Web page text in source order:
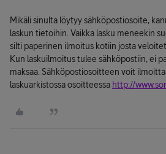
Mikäli sinulta löytyy sähköpostiosoite,
laskun tietoihin. Vaikka lasku meneekin
silti paperinen ilmoitus kotiin josta
Kun laskuilmoitus tulee sähköpostiin, ei
maksaa. Sähköpostiosoitteen voit
laskuarkistossa osoitteessa http://